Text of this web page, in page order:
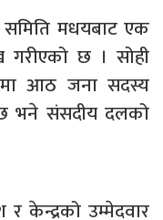
समिति मधयबाट एक
छ । सोही
आठ जना सदस्य
भने संसदीय दलको
र केन्द्रको उम्मेदवार